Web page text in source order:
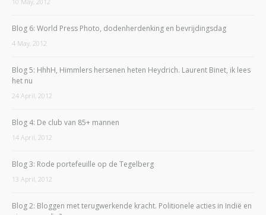
Blog 6: World Press Photo, dodenherdenking en bevrijdingsdag
4 May, 2012
Blog 5: HhhH, Himmlers hersenen heten Heydrich. Laurent Binet, ik lees
het nu
24 April, 2012
Blog 4: De club van 85+ mannen
14 April, 2012
Blog 3: Rode portefeuille op de Tegelberg
13 April, 2012
Blog 2: Bloggen met terugwerkende kracht. Politionele acties in Indië en